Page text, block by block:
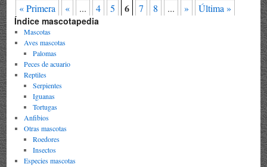
« Primera « ... 4 5 6 7 8 ... » Última »
Índice mascotapedia
Mascotas
Aves mascotas
Palomas
Peces de acuario
Reptiles
Serpientes
Iguanas
Tortugas
Anfibios
Otras mascotas
Roedores
Insectos
Especies mascotas